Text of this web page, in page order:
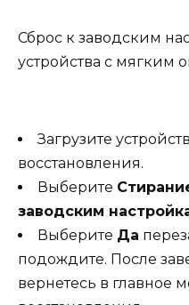
Сброс к заводским
устройства с мягким
Загрузите
восстановления.
Выберите
заводским
Выберите Да
подождите. После
вернетесь в главное